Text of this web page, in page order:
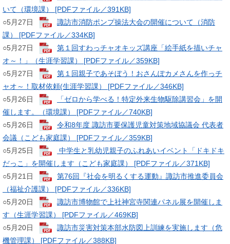
いて（環境課） [PDFファイル／391KB]
○5月27日
諏訪市消防ポンプ操法大会の開催について（消防
課） [PDFファイル／334KB]
​○5月27日
第１回すわっチャオキッズ講座「絵手紙を描いチャ
オ～！」（生涯学習課） [PDFファイル／359KB]
​​○5月27日
第１回親子であそぼう！おさんぽカメさんを作っチ
ャオ～！取材依頼(生涯学習課） [PDFファイル／346KB]
​○5月26日
「ゼロから学べる！特定外来生物駆除講習会」を開
催します。（環境課） [PDFファイル／740KB]
​○5月26日
令和8年度 諏訪市要保護児童対策地域協議会 代表者
会議（こども家庭課） [PDFファイル／359KB]
​○5月25日
中学生と乳幼児親子のふれあいイベント「ドキドキ
だっこ」を開催します（こども家庭課） [PDFファイル／371KB]
○5月21日
第76回『社会を明るくする運動』諏訪市推進委員会
（福祉介護課） [PDFファイル／336KB]
○5月20日 ​
諏訪市博物館で上社神宮寺関連パネル展を開催しま
す（生涯学習課） [PDFファイル／469KB]
​○5月20日
諏訪市災害対策本部水防図上訓練を実施します（危
機管理課） [PDFファイル／388KB]